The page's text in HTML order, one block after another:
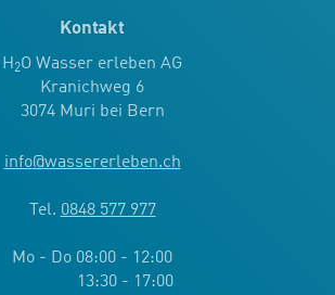
Kontakt
H2O Wasser erleben AG
Kranichweg 6
3074 Muri bei Bern
info@wassererleben.ch
Tel. 0848 577 977
Mo - Do 08:00 - 12:00
13:30 - 17:00